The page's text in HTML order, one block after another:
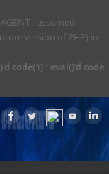
- assumed
version of PHP) in
code(1) : eval()'d code